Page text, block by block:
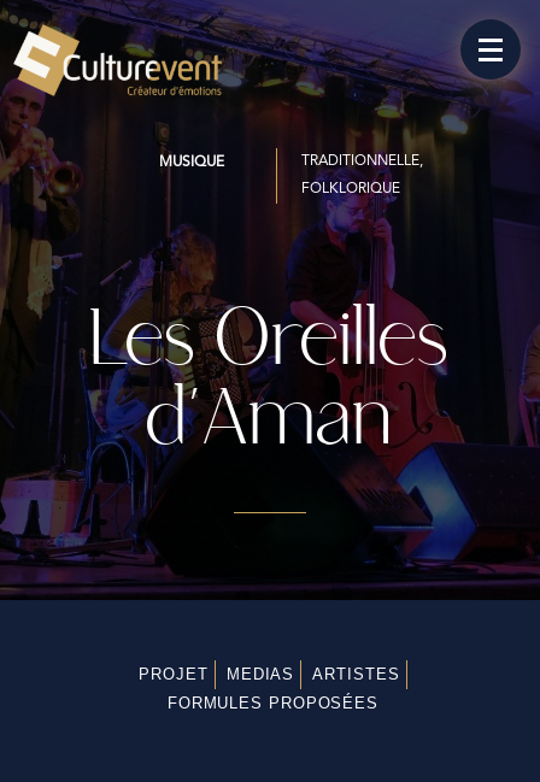
MUSIQUE
TRADITIONNELLE,
FOLKLORIQUE
Les Oreilles
d’Aman
PROJET MEDIAS
ARTISTES
FORMULES PROPOSÉES